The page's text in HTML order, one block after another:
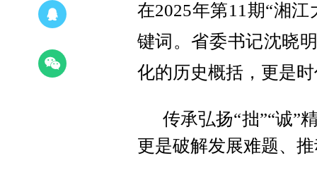
在2025年第11期“湘
键词。省委书记沈晓
化的历史概括，更是
传承弘扬“拙”“诚”
更是破解发展难题、